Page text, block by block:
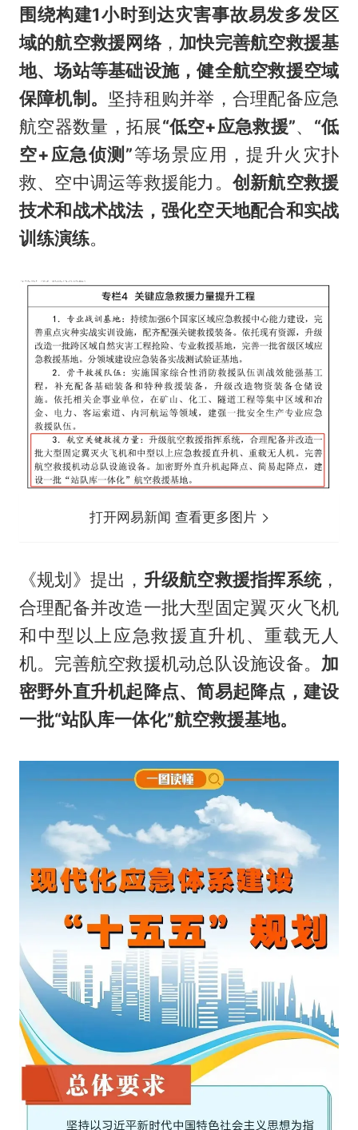
围绕构建1小时到达灾害事故易发多发区
域的航空救援网络， 加快完善航空救援基
地、场站等基础设施，健全航空救援空域
保障机制。 坚持租购并举，合理配备应急
航空器数量，拓展“低空+应急救援”、 “低
空+应急侦测”等场景应用，提升火灾扑
救、空中调运等救援能力。 创新航空救援
技术和战术战法，强化空天地配合和实战
训练演练。
打开网易新闻 查看更多图片
《规划》提出， 升级航空救援指挥系统，
合理配备并改造一批大型固定翼灭火飞机
和中型以上应急救援直升机、重载无人
机。完善航空救援机动总队设施设备。 加
密野外直升机起降点、简易起降点，建设
一批“站队库一体化”航空救援基地。